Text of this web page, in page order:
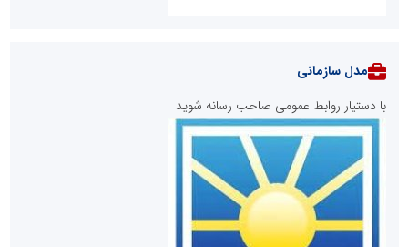
روابط عمومی خبرگزاری گزارش خبر
مدل سازمانی
با دستیار روابط عمومی صاحب رسانه شوید